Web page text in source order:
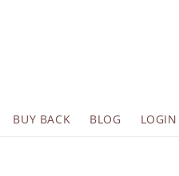
BUY BACK BLOG LOGIN